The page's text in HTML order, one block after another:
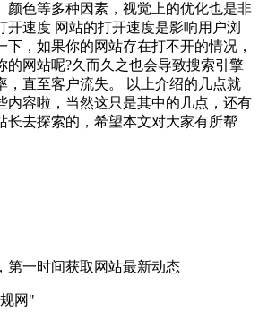
颜色等多种因素，视觉上的优化也是非
开速度 网站的打开速度是影响用户浏
下，如果你的网站存在打不开的情况，
的网站呢?久而久之也会导致搜索引擎
，直至客户流失。 以上介绍的几点就
内容啦，当然这只是其中的几点，还有
长去探索的，希望本文对大家有所帮
第一时间获取网站最新动态
网"